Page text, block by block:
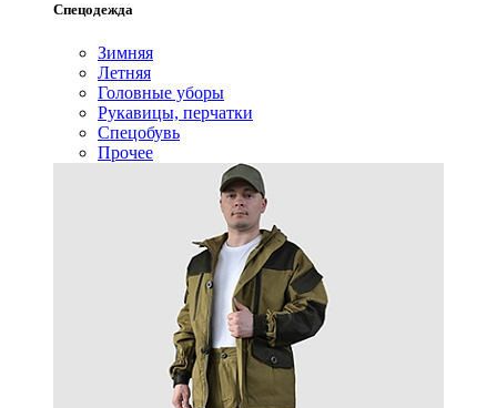
Спецодежда
Зимняя
Летняя
Головные уборы
Рукавицы, перчатки
Спецобувь
Прочее